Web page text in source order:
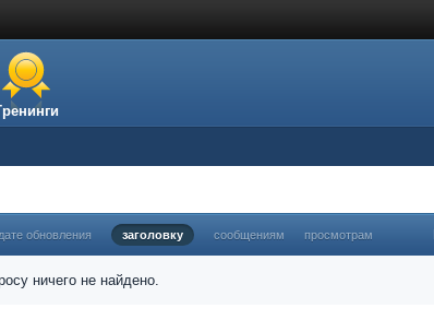
дате обновления заголовку сообщениям просмотрам
ничего не найдено.